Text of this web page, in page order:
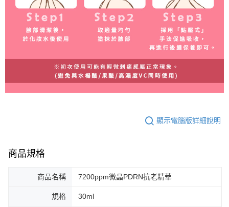
顯示電腦版詳細說明
商品規格
商品名稱 7200ppm微晶PDRN抗老精華
規格 30ml